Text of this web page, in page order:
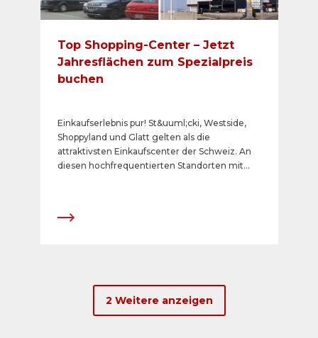
Top Shopping-Center – Jetzt
Jahresflächen zum Spezialpreis
buchen
Einkaufserlebnis pur! St&uuml;cki, Westside,
Shoppyland und Glatt gelten als die
attraktivsten Einkaufscenter der Schweiz. An
diesen hochfrequentierten Standorten mit
Aktion f&uuml;r Ihre Jahrespr&auml;senz.
2 Weitere anzeigen